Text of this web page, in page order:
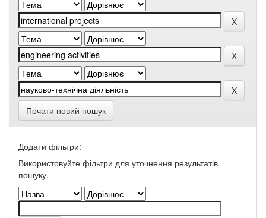
Почати новий пошук
Додати фільтри:
Використовуйте фільтри для уточнення результатів
пошуку.